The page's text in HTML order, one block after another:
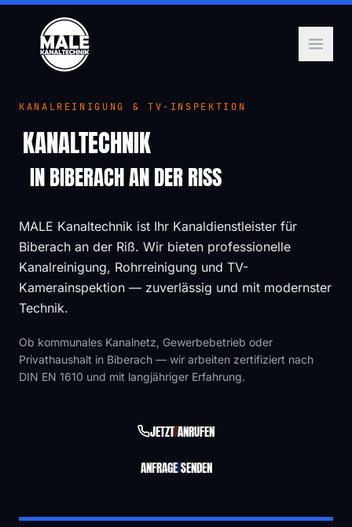
KANALREINIGUNG & TV-INSPEKTION
KANALTECHNIK
IN BIBERACH AN DER RISS
MALE Kanaltechnik ist Ihr Kanaldienstleister für
Biberach an der Riß. Wir bieten professionelle
Kanalreinigung, Rohrreinigung und TV-
Kamerainspektion — zuverlässig und mit modernster
Technik.
Ob kommunales Kanalnetz, Gewerbebetrieb oder
Privathaushalt in Biberach — wir arbeiten zertifiziert nach
DIN EN 1610 und mit langjähriger Erfahrung.
JETZT ANRUFEN
ANFRAGE SENDEN